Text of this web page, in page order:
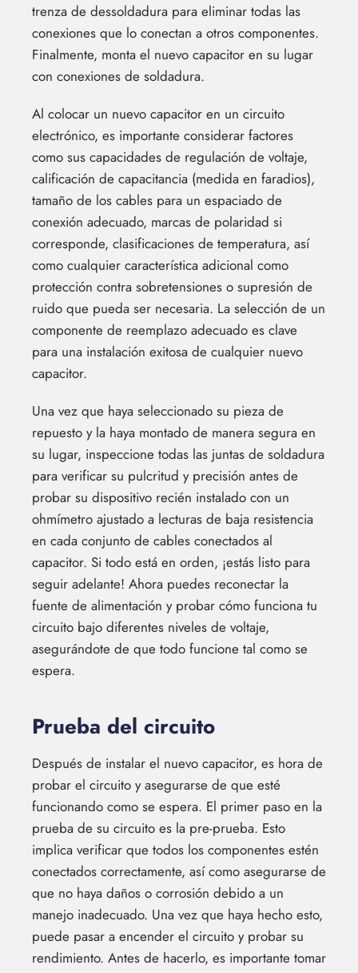
trenza de dessoldadura para eliminar todas las
conexiones que lo conectan a otros componentes.
Finalmente, monta el nuevo capacitor en su lugar
con conexiones de soldadura.
Al colocar un nuevo capacitor en un circuito
electrónico, es importante considerar factores
como sus capacidades de regulación de voltaje,
calificación de capacitancia (medida en faradios),
tamaño de los cables para un espaciado de
conexión adecuado, marcas de polaridad si
corresponde, clasificaciones de temperatura, así
como cualquier característica adicional como
protección contra sobretensiones o supresión de
ruido que pueda ser necesaria. La selección de un
componente de reemplazo adecuado es clave
para una instalación exitosa de cualquier nuevo
capacitor.
Una vez que haya seleccionado su pieza de
repuesto y la haya montado de manera segura en
su lugar, inspeccione todas las juntas de soldadura
para verificar su pulcritud y precisión antes de
probar su dispositivo recién instalado con un
ohmímetro ajustado a lecturas de baja resistencia
en cada conjunto de cables conectados al
capacitor. Si todo está en orden, ¡estás listo para
seguir adelante! Ahora puedes reconectar la
fuente de alimentación y probar cómo funciona tu
circuito bajo diferentes niveles de voltaje,
asegurándote de que todo funcione tal como se
espera.
Prueba del circuito
Después de instalar el nuevo capacitor, es hora de
probar el circuito y asegurarse de que esté
funcionando como se espera. El primer paso en la
prueba de su circuito es la pre-prueba. Esto
implica verificar que todos los componentes estén
conectados correctamente, así como asegurarse de
que no haya daños o corrosión debido a un
manejo inadecuado. Una vez que haya hecho esto,
puede pasar a encender el circuito y probar su
rendimiento. Antes de hacerlo, es importante tomar